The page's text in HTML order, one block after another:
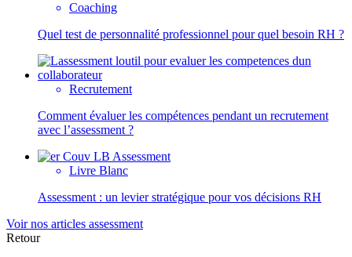
Coaching
Quel test de personnalité professionnel pour quel besoin RH ?
Recrutement
Comment évaluer les compétences pendant un recrutement
avec l’assessment ?
Livre Blanc
Assessment : un levier stratégique pour vos décisions RH
Voir nos articles assessment
Retour